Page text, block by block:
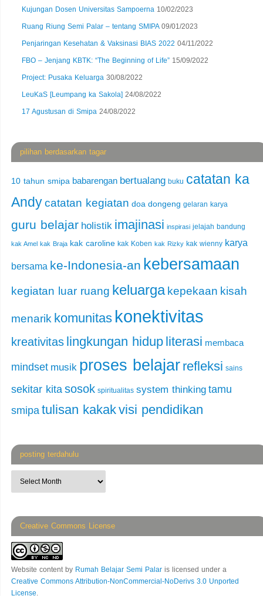
Kujungan Dosen Universitas Sampoerna 10/02/2023
Ruang Riung Semi Palar – tentang SMIPA 09/01/2023
Penjaringan Kesehatan & Vaksinasi BIAS 2022 04/11/2022
FBO – Jenjang KBTK: “The Beginning of Life” 15/09/2022
Project: Pusaka Keluarga 30/08/2022
LeuKaS [Leumpang ka Sakola] 24/08/2022
17 Agustusan di Smipa 24/08/2022
pilihan berdasarkan tagar
10 tahun smipa babarengan bertualang buku catatan ka
Andycatatan kegiatan doa dongeng gelaran karya
guru belajar holistik imajinasi inspirasi jelajah bandung
kak Amel kak Braja kak caroline kak Koben kak Rizky kak wienny karya
bersama ke-Indonesia-an kebersamaan
kegiatan luar ruang keluarga kepekaan kisah
menarik komunitas konektivitas
kreativitas lingkungan hidup literasi membaca
mindset musik proses belajar refleksi sains
sekitar kitasosok spiritualitas system thinking tamu
smipa tulisan kakakvisi pendidikan
posting terdahulu
Creative Commons License
Website contentby Rumah Belajar Semi Palar is licensed under a
Creative Commons Attribution-NonCommercial-NoDerivs 3.0 Unported
License.